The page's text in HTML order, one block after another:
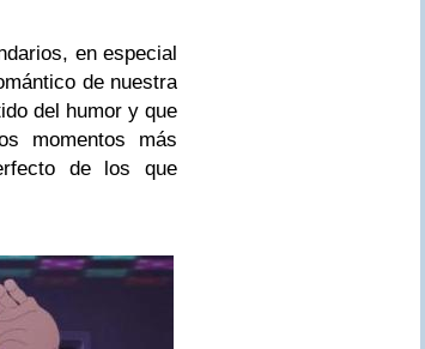
en especial
de nuestra
del humor y que
momentos más
de los que